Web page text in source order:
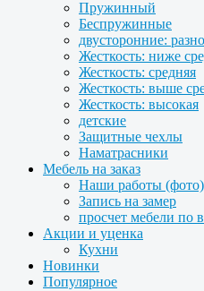
Пружинный
Беспружинные
двусторонние:
Жесткость: ниже
Жесткость: средняя
Жесткость: выше
Жесткость: высокая
детские
Защитные чехлы
Наматрасники
Мебель на заказ
Наши работы (фото)
Запись на замер
просчет мебели по
Акции и уценка
Кухни
Новинки
Популярное